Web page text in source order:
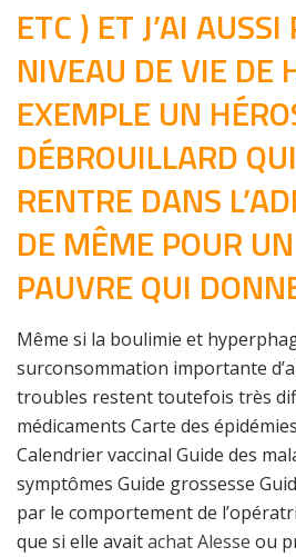
ETC ) ET J’AI
NIVEAU DE VIE DE
EXEMPLE UN
DÉBROUILLARD
RENTRE DANS
DE MÊME POUR
PAUVRE QUI
Même si la boulimie et
surconsommation importante
troubles restent toutefois très
médicaments Carte des
Calendrier vaccinal Guide des
symptômes Guide grossesse
par le comportement de
que si elle avaitachat Alesse ou